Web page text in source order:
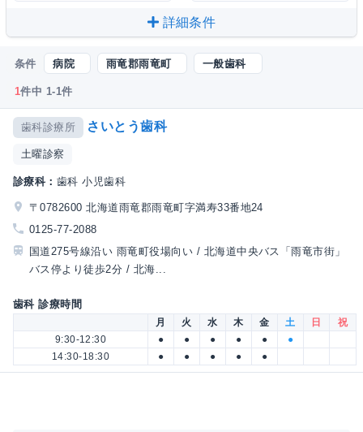
詳細条件
条件 病院 雨竜郡雨竜町 一般歯科
1件中 1-1件
歯科診療所 さいとう歯科
土曜診察
診療科： 歯科 小児歯科
〒0782600 北海道雨竜郡雨竜町字満寿33番地24
0125-77-2088
国道275号線沿い 雨竜町役場向い / 北海道中央バス「雨竜市街」
バス停より徒歩2分 / 北海...
歯科 診療時間
月 火 水 木 金 土 日
祝
9:30-12:30
● ● ● ● ●
●
14:30-18:30
● ● ● ● ●